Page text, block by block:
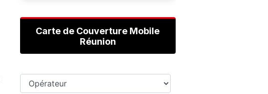
Carte de Couverture Mobile
Réunion